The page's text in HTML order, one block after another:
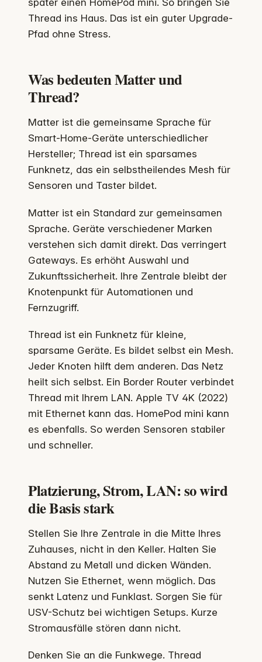
später einen HomePod mini. So bringen Sie
Thread ins Haus. Das ist ein guter Upgrade-
Pfad ohne Stress.
Was bedeuten Matter und
Thread?
Matter ist die gemeinsame Sprache für
Smart-Home-Geräte unterschiedlicher
Hersteller; Thread ist ein sparsames
Funknetz, das ein selbstheilendes Mesh für
Sensoren und Taster bildet.
Matter ist ein Standard zur gemeinsamen
Sprache. Geräte verschiedener Marken
verstehen sich damit direkt. Das verringert
Gateways. Es erhöht Auswahl und
Zukunftssicherheit. Ihre Zentrale bleibt der
Knotenpunkt für Automationen und
Fernzugriff.
Thread ist ein Funknetz für kleine,
sparsame Geräte. Es bildet selbst ein Mesh.
Jeder Knoten hilft dem anderen. Das Netz
heilt sich selbst. Ein Border Router verbindet
Thread mit Ihrem LAN. Apple TV 4K (2022)
mit Ethernet kann das. HomePod mini kann
es ebenfalls. So werden Sensoren stabiler
und schneller.
Platzierung, Strom, LAN: so wird
die Basis stark
Stellen Sie Ihre Zentrale in die Mitte Ihres
Zuhauses, nicht in den Keller. Halten Sie
Abstand zu Metall und dicken Wänden.
Nutzen Sie Ethernet, wenn möglich. Das
senkt Latenz und Funklast. Sorgen Sie für
USV-Schutz bei wichtigen Setups. Kurze
Stromausfälle stören dann nicht.
Denken Sie an die Funkwege. Thread